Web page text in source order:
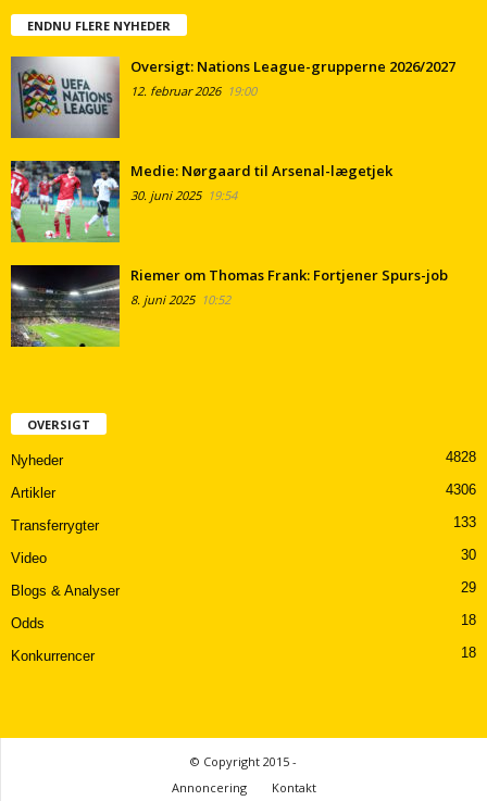
ENDNU FLERE NYHEDER
Oversigt: Nations League-grupperne 2026/2027
12. februar 202619:00
Medie: Nørgaard til Arsenal-lægetjek
30. juni 202519:54
Riemer om Thomas Frank: Fortjener Spurs-job
8. juni 202510:52
OVERSIGT
Nyheder 4828
Artikler 4306
Transferrygter 133
Video 30
Blogs & Analyser 29
Odds 18
Konkurrencer 18
© Copyright 2015 -
Annoncering
Kontakt